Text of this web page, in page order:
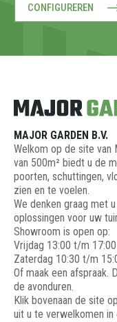
CONFIGUREREN
MAJOR GARDEN B.V.
Welkom op de site van
van 500m² biedt u de
poorten, schuttingen,
zien en te voelen.
We denken graag met
oplossingen voor uw
Showroom is open op:
Vrijdag 13:00 t/m
Zaterdag 10:30 t/m
Of maak een afspraak.
de avonduren.
Klik bovenaan de site
uit u te verwelkomen